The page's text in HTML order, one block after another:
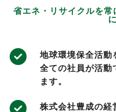
省エネ・リサイクルを常
地球環境保全活動
全ての社員が活動
ます。
株式会社豊成の経